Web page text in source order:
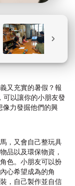
又充實的暑假？報
可以讓你的小朋友發
像力發掘他們的興
，又會自己整玩具
品以及環保物資，
色。小朋友可以扮
心希望成為的角
，自己製作並自信